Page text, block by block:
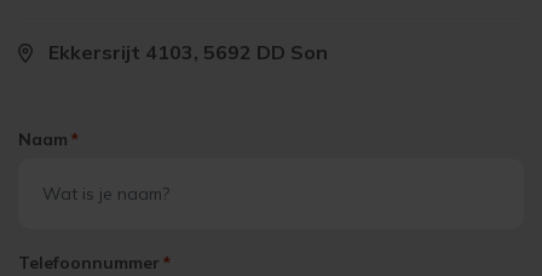
Ekkersrijt 4103, 5692 DD Son
Naam *
Telefoonnummer *